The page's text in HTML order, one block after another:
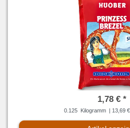
1,78 € *
0.125 Kilogramm | 13,69